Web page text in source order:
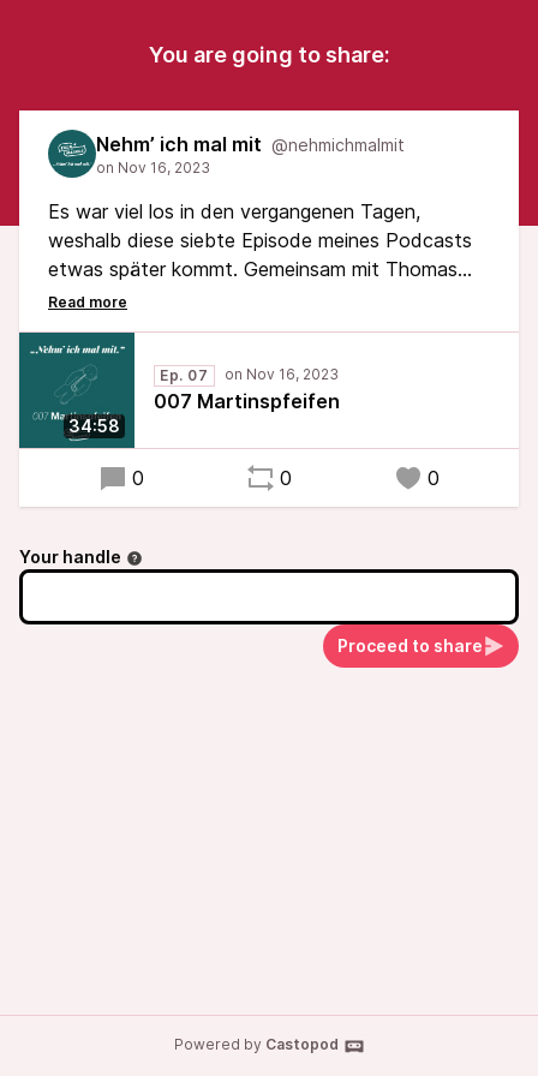
You are going to share:
Nehm’ ich mal mit @nehmichmalmit
Es war viel los in den vergangenen Tagen,
weshalb diese siebte Episode meines Podcasts
etwas später kommt. Gemeinsam mit Thomas
und Yuliyan spreche ich über
Marktplatzsprechstunden, das vergangene
Landtagsplenum, Schulbesuchstage und über
viele andere Termine.
Viel Spaß beim Hören!
34:58
Ep. 07
007 Martinspfeifen
0 0 0
Your handle
Proceed to share
Powered by Castopod